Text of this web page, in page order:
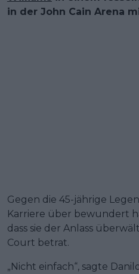
in der John Cain Arena
Gegen die 45-jährige
Karriere über bewundert
dass sie der Anlass
Court betrat.
„Nicht einfach“, sagte